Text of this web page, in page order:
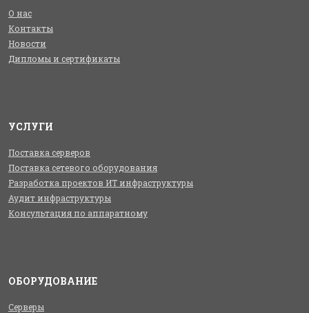
О нас
Контакты
Новости
Дипломы и сертификаты
УСЛУГИ
Поставка серверов
Поставка сетевого оборудования
Разработка проектов ИТ инфраструктуры
Аудит инфраструктуры
Консультация по аппаратному
ОБОРУДОВАНИЕ
Серверы